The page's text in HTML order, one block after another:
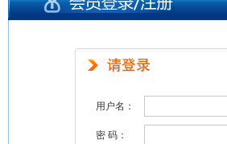
用户名：
密 码：